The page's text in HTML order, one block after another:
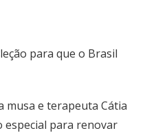
para que o Brasil
musa e terapeuta Cátia
especial para renovar